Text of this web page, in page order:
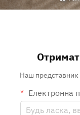
Чому TARUK
Можливості
Новини та Події
Наш
Електронна